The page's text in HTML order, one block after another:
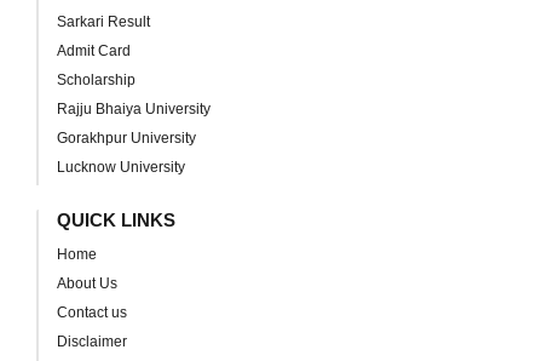
Sarkari Result
Admit Card
Scholarship
Rajju Bhaiya University
Gorakhpur University
Lucknow University
QUICK LINKS
Home
About Us
Contact us
Disclaimer